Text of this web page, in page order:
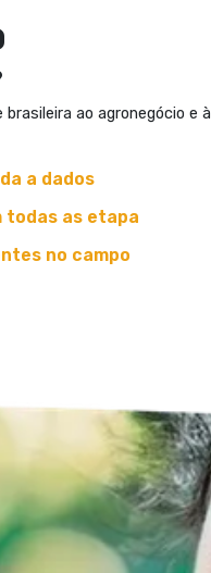
ao agronegócio e à
a dados
todas as etapa
no campo​